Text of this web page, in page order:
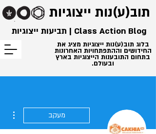
תוב(ע)נות ייצוגיות
בלוג תוב(ע)נות ייצוגיות מציג את
החידושים וההתפתחויות האחרונות
בתחום התובענות הייצוגיות בארץ
ובעולם.
Class Action Blog | תביעות ייצוגיות
מעקב